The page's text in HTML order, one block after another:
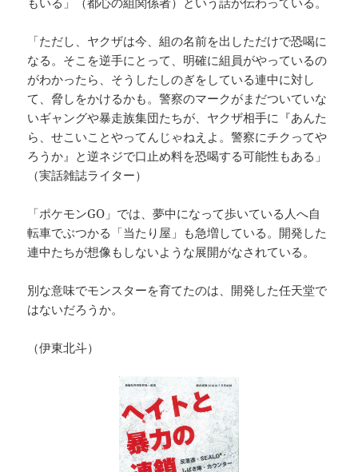
「ただし、ヤクザは今、組の名前を出しただけで恐喝に
なる。そこを逆手にとって、明確に組員がやっているの
がわかったら、そうしたしのぎをしている連中に対し
て、脅しをかけるかも。警察のマークがまだついていな
いギャングや暴走族集団たちが、ヤクザ相手に『あんた
ら、せこいことやってんじゃねえよ。警察にチクってや
ろうか』と逆ネジで口止め料を恐喝する可能性もある」
（実話雑誌ライター）
「ポケモンGO」では、夢中になって歩いている人へ自
転車でぶつかる「当たり屋」も急増している。開発した
連中たちが想像もしないような展開がなされている。
別な意味でモンスターを育てたのは、開発した任天堂で
はないだろうか。
（伊東北斗）